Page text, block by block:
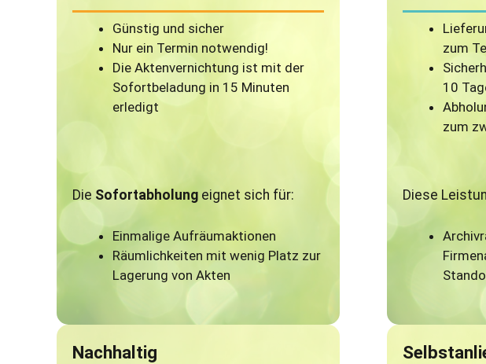
Günstig und sicher
Nur ein Termin notwendig!
Die Aktenvernichtung ist mit der
Sofortbeladung in 15 Minuten
erledigt
Die Sofortabholung eignet sich für:
Einmalige Aufräumaktionen
Räumlichkeiten mit wenig Platz zur
Lagerung von Akten
zum
10
zum
Diese
Nachhaltig